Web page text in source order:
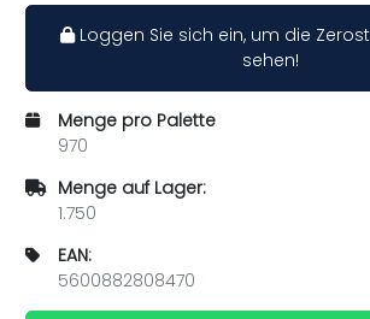
Loggen Sie sich ein, um die
sehen!
Menge pro Palette
970
Menge auf Lager:
1.750
EAN:
5600882808470